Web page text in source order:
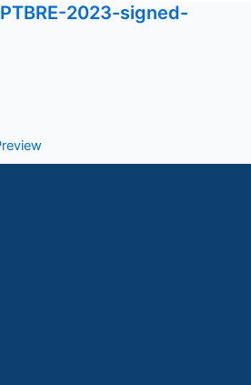
2023-signed-